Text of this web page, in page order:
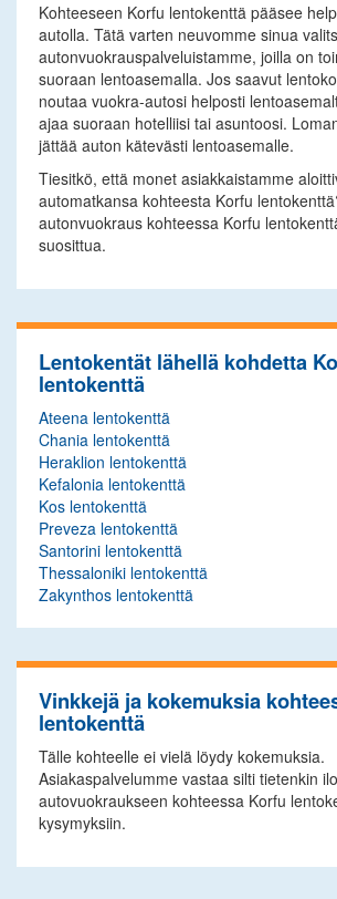
Kohteeseen Korfu lentokenttä pääsee
autolla. Tätä varten neuvomme sinua
autonvuokrauspalveluistamme, joilla on
suoraan lentoasemalla. Jos saavut
noutaa vuokra-autosi helposti
ajaa suoraan hotelliisi tai asuntoosi.
jättää auton kätevästi lentoasemalle.
Tiesitkö, että monet asiakkaistamme
automatkansa kohteesta Korfu
autonvuokraus kohteessa Korfu
suosittua.
Lentokentät lähellä kohdetta
lentokenttä
Ateena lentokenttä
Chania lentokenttä
Heraklion lentokenttä
Kefalonia lentokenttä
Kos lentokenttä
Preveza lentokenttä
Santorini lentokenttä
Thessaloniki lentokenttä
Zakynthos lentokenttä
Vinkkejä ja kokemuksia
lentokenttä
Tälle kohteelle ei vielä löydy kokemuksia.
Asiakaspalvelumme vastaa silti tietenkin
autovuokraukseen kohteessa Korfu
kysymyksiin.